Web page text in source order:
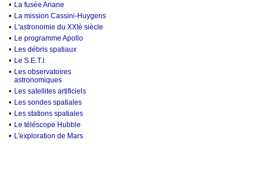
• La fusée Ariane
• La mission Cassini-Huygens
• L'astronomie du XXIè siècle
• Le programme Apollo
• Les débris spatiaux
• Le S.E.T.I.
• Les observatoires
astronomiques
• Les satellites artificiels
• Les sondes spatiales
• Les stations spatiales
• Le téléscope Hubble
• L'exploration de Mars